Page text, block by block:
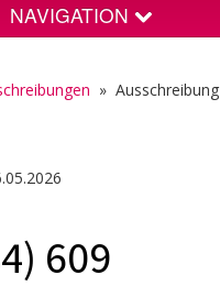
NAVIGATION
UID-Register
» Ausschreibung
609